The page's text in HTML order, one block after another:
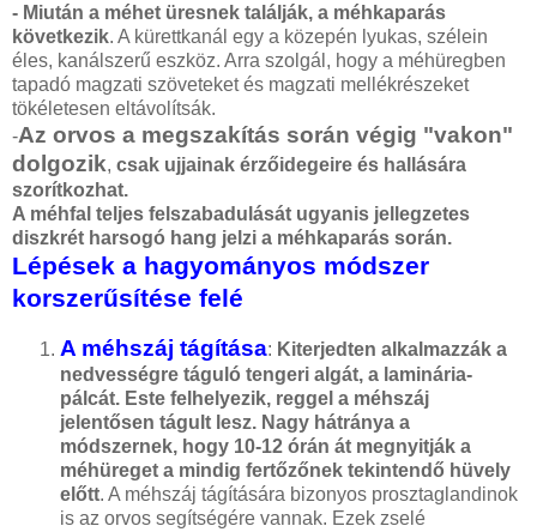
- Miután a méhet üresnek találják, a méhkaparás
következik. A kürettkanál egy a közepén lyukas, szélein
éles, kanálszerű eszköz. Arra szolgál, hogy a méhüregben
tapadó magzati szöveteket és magzati mellékrészeket
tökéletesen eltávolítsák.
-Az orvos a megszakítás során végig "vakon"
dolgozik, csak ujjainak érzőidegeire és hallására
szorítkozhat.
A méhfal teljes felszabadulását ugyanis jellegzetes
diszkrét harsogó hang jelzi a méhkaparás során.
Lépések a hagyományos módszer
korszerűsítése felé
A méhszáj tágítása: Kiterjedten alkalmazzák a
nedvességre táguló tengeri algát, a laminária-
pálcát. Este felhelyezik, reggel a méhszáj
jelentősen tágult lesz. Nagy hátránya a
módszernek, hogy 10-12 órán át megnyitják a
méhüreget a mindig fertőzőnek tekintendő hüvely
előtt. A méhszáj tágítására bizonyos prosztaglandinok
is az orvos segítségére vannak. Ezek zselé